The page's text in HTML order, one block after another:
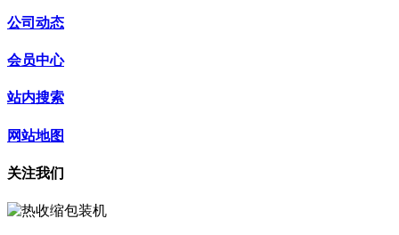
公司动态
会员中心
站内搜索
网站地图
关注我们